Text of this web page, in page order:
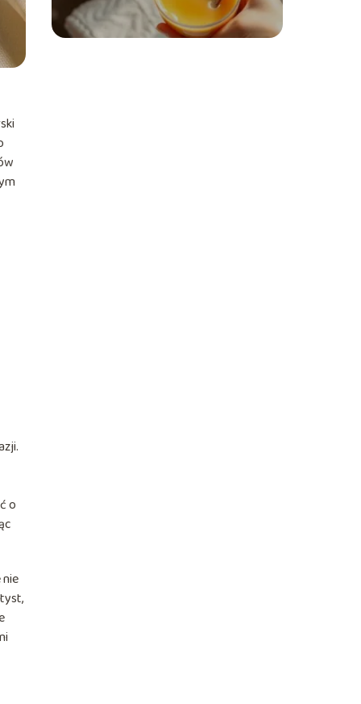
o